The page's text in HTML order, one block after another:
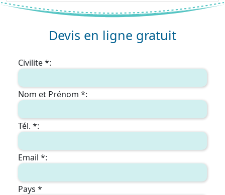
Devis en ligne gratuit
Civilite *:
Nom et Prénom *:
Tél. *:
Email *:
Pays *